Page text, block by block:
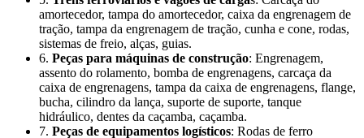
amortecedor, tampa do amortecedor, caixa da engrenagem de
tração, tampa da engrenagem de tração, cunha e cone, rodas,
sistemas de freio, alças, guias.
6. Peças para máquinas de construção: Engrenagem,
assento do rolamento, bomba de engrenagens, carcaça da
caixa de engrenagens, tampa da caixa de engrenagens, flange,
bucha, cilindro da lança, suporte de suporte, tanque
hidráulico, dentes da caçamba, caçamba.
7. Peças de equipamentos logísticos: Rodas de ferro